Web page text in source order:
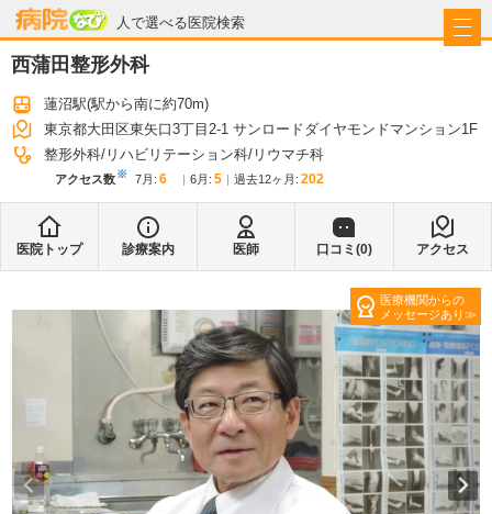
人で選べる医院検索
病院なび
西蒲田整形外科
蓮沼駅(駅から南に約70m)
東京都大田区東矢口3丁目2-1 サンロードダイヤモンドマンション1F
整形外科 リハビリテーション科 リウマチ科
アクセス数※ 7月 : 6 6月 : 5 過去12ヶ月: 202
医院トップ 診療案内 医師 口コミ(0) アクセス
医療機関からの
メッセージあり